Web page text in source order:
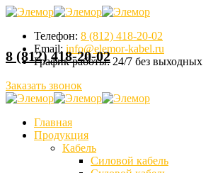
Телефон: 8 (812) 418-20-02
Email: info@elemor-kabel.ru
График работы: 24/7 без выходных
Заказать звонок
8 (812) 418-20-02
Главная
Продукция
Кабель
Силовой кабель